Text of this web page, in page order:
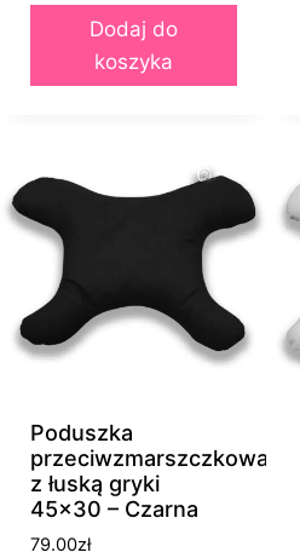
Dodaj do
koszyka
Poduszka
przeciwzmarszczkowa
z łuską gryki
45×30 – Czarna
79.00zł